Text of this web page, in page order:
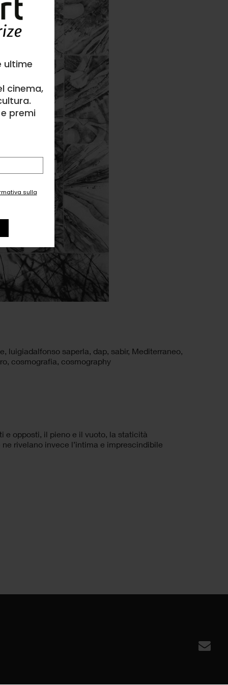
ultime
cinema,
premi
sulla
, luigiadalfonso saperla, dap, sabir, Mediterraneo,
, cosmografia, cosmography
e opposti, il pieno e il vuoto, la staticità
rivelano invece l’intima e imprescindibile